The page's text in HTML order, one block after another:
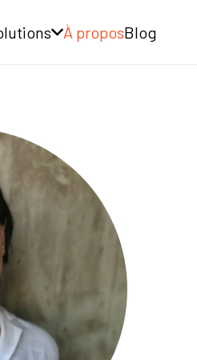
À proposBlog